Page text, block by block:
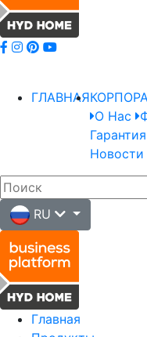
ГЛАВНАЯ
О Нас
Гарантия
Новости
RU
Главная